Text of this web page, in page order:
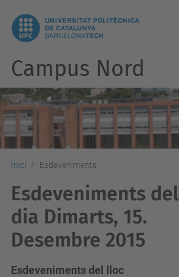
Campus Nord
Inici Esdeveniments
Esdeveniments del
dia Dimarts, 15.
Desembre 2015
Esdeveniments del lloc